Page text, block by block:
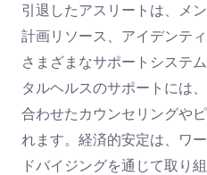
引退したアスリートは、メ
計画リソース、アイデンテ
さまざまなサポートシステ
タルヘルスのサポートには
合わせたカウンセリングや
れます。経済的安定は、ワ
ドバイジングを通じて取り